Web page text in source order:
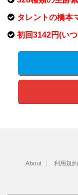
タレントの橋本
初回3142円(い
About 利用規約